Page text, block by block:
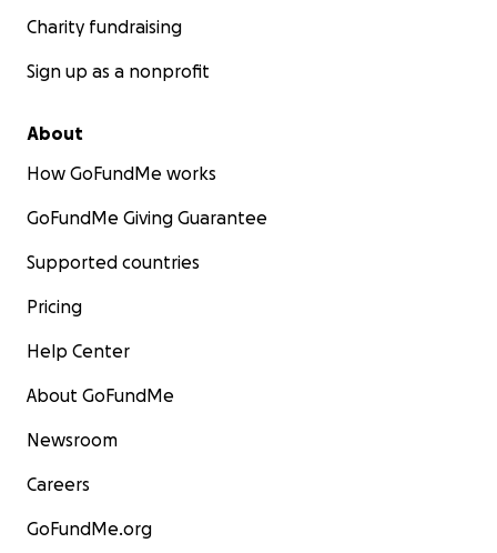
Charity fundraising
Sign up as a nonprofit
About
How GoFundMe works
GoFundMe Giving Guarantee
Supported countries
Pricing
Help Center
About GoFundMe
Newsroom
Careers
GoFundMe.org